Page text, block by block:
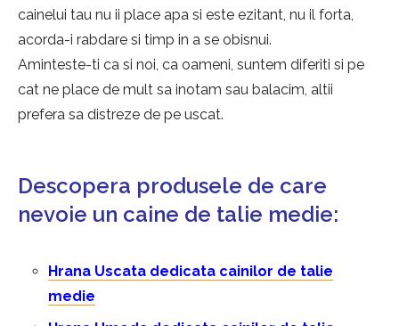
cainelui tau nu ii place apa si este ezitant, nu il forta,
acorda-i rabdare si timp in a se obisnui.
Aminteste-ti ca si noi, ca oameni, suntem diferiti si pe
cat ne place de mult sa inotam sau balacim, altii
prefera sa distreze de pe uscat.
Descopera produsele de care
nevoie un caine de talie medie:
Hrana Uscata dedicata cainilor de talie
medie